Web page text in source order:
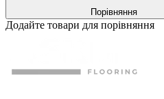
Порівняння
Додайте товари для порівняння